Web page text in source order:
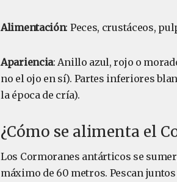
Alimentación: Peces, crustáceos,
Apariencia: Anillo azul, rojo o
no el ojo en sí). Partes inferiores
la época de cría).
¿Cómo se alimenta el
Los Cormoranes antárticos se
máximo de 60 metros. Pescan